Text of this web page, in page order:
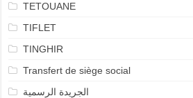
TETOUANE
TIFLET
TINGHIR
Transfert de siège social
الجريدة الرسمية